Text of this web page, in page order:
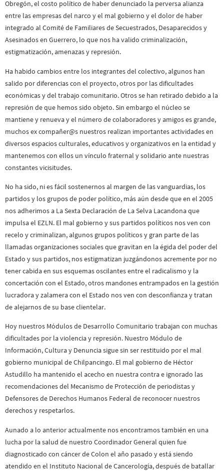
Obregón, el costo político de haber denunciado la perversa alianza
entre las empresas del narco y el mal gobierno y el dolor de haber
integrado al Comité de Familiares de Secuestrados, Desaparecidos y
Asesinados en Guerrero, lo que nos ha valido criminalización,
estigmatización, amenazas y represión.
Ha habido cambios entre los integrantes del colectivo, algunos han
salido por diferencias con el proyecto, otros por las dificultades
económicas y del trabajo comunitario. Otros se han retirado debido a la
represión de que hemos sido objeto. Sin embargo el núcleo se
mantiene y renueva y el número de colaboradores y amigos es grande,
muchos ex compañer@s nuestros realizan importantes actividades en
diversos espacios culturales, educativos y organizativos en la entidad y
mantenemos con ellos un vínculo fraternal y solidario ante nuestras
constantes vicisitudes.
No ha sido, ni es fácil sostenernos al margen de las vanguardias, los
partidos y los grupos de poder político, más aún desde que en el 2005
nos adherimos a La Sexta Declaración de La Selva Lacandona que
impulsa el EZLN. El mal gobierno y sus partidos políticos nos ven con
recelo y criminalizan, algunos grupos políticos y gran parte de las
llamadas organizaciones sociales que gravitan en la égida del poder del
Estado y sus partidos, nos estigmatizan juzgándonos acremente por no
tener cabida en sus esquemas oscilantes entre el radicalismo y la
concertación con el Estado, otros mandones entrampados en la gestión
lucradora y zalamera con el Estado nos ven con desconfianza y tratan
de alejarnos de su base clientelar.
Hoy nuestros Módulos de Desarrollo Comunitario trabajan con muchas
dificultades por la violencia y represión. Nuestro Módulo de
Información, Cultura y Denuncia sigue sin ser restituido por el mal
gobierno municipal de Chilpancingo. El mal gobierno de Héctor
Astudillo ha mantenido el acecho en nuestra contra e ignorado las
recomendaciones del Mecanismo de Protección de periodistas y
Defensores de Derechos Humanos Federal de reconocer nuestros
derechos y respetarlos.
Aunado a lo anterior actualmente nos encontramos también en una
lucha por la salud de nuestro Coordinador General quien fue
diagnosticado con cáncer de Colon el año pasado y está siendo
atendido en el Instituto Nacional de Cancerología, después de batallar